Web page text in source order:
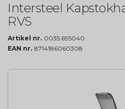
Intersteel
RVS
Artikel nr. 0035.695040
EAN nr. 8714186060308